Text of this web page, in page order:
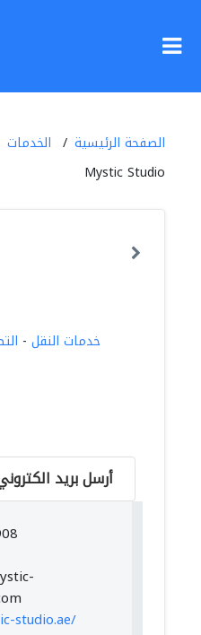
الصفحة الرئيسية الخدمات
Mystic Studio
خدمات النقل -
أرسل بريد
studio.ae/